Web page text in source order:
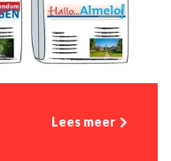
Lees meer